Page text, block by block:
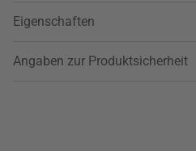
Eigenschaften
Angaben zur Produktsicherheit